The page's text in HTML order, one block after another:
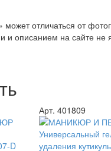
отличаться от
и описанием на сайте
Арт. 401809